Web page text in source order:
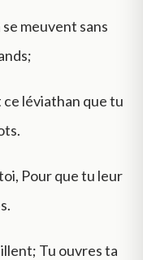
meuvent sans
ce léviathan que tu
Pour que tu leur
Tu ouvres ta